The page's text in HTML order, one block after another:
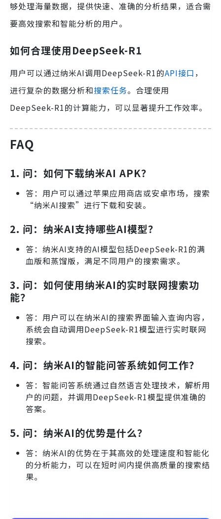
够处理海量数据，提供快速、准确的分析结果，适合需
要高效搜索和智能分析的用户。
如何合理使用DeepSeek-R1
用户可以通过纳米AI调用DeepSeek-R1的API接口 ，
进行复杂的数据分析和搜索任务。合理使用
DeepSeek-R1的计算能力，可以显著提升工作效率。
FAQ
1. 问：如何下载纳米AI APK？
答：用户可以通过苹果应用商店或安卓市场，搜索
“纳米AI搜索”进行下载和安装。
2. 问：纳米AI支持哪些AI模型？
答：纳米AI支持的AI模型包括DeepSeek-R1的满
血版和蒸馏版，满足不同用户的搜索需求。
3. 问：如何使用纳米AI的实时联网搜索功
能？
答：用户可以在纳米AI的搜索界面输入查询内容，
系统会自动调用DeepSeek-R1模型进行实时联网
搜索。
4. 问：纳米AI的智能问答系统如何工作？
答：智能问答系统通过自然语言处理技术，解析用
户的问题，并调用DeepSeek-R1模型提供准确的
答案。
5. 问：纳米AI的优势是什么？
答：纳米AI的优势在于其高效的处理速度和智能化
的分析能力，可以在短时间内提供高质量的搜索结
果。